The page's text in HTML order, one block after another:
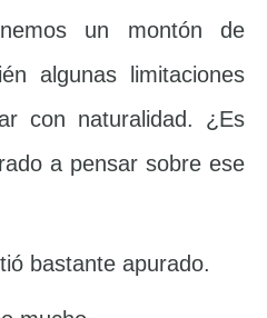
un montón de
algunas limitaciones
con naturalidad. ¿Es
a pensar sobre ese
bastante apurado.